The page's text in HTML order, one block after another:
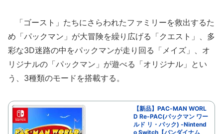
「ゴースト」たちにさらわれたファミリーを救出するた
め「パックマン」が大冒険を繰り広げる「クエスト」、多
彩な3D迷路の中をパックマンが走り回る「メイズ」、オ
リジナルの「パックマン」が遊べる「オリジナル」とい
う、3種類のモードを搭載する。
【新品】PAC-MAN WORL
D Re-PAC(パックマン ワー
ルド リ・パック) -Nintend
o Switch【バンダイナム